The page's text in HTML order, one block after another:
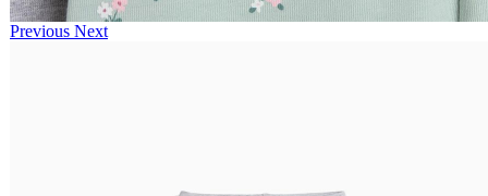
Previous Next